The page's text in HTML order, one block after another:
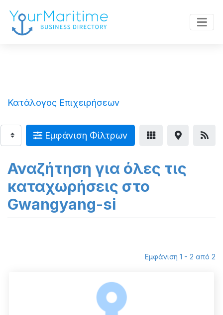
Κατάλογος Επιχειρήσεων
Εμφάνιση Φίλτρων
Αναζήτηση για όλες τις
καταχωρήσεις στο
Gwangyang-si
Εμφάνιση 1 - 2 από 2